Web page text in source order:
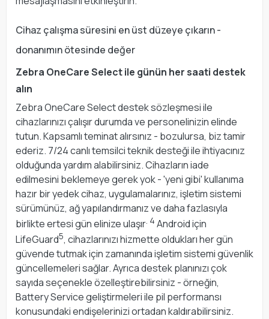
Cihaz çalışma süresini en üst düzeye çıkarın -
donanımın ötesinde değer
Zebra OneCare Select ile günün her saati destek
alın
Zebra OneCare Select destek sözleşmesi ile
cihazlarınızı çalışır durumda ve personelinizin elinde
tutun. Kapsamlı teminat alırsınız - bozulursa, biz tamir
ederiz. 7/24 canlı temsilci teknik desteği ile ihtiyacınız
olduğunda yardım alabilirsiniz. Cihazların iade
edilmesini beklemeye gerek yok - 'yeni gibi' kullanıma
hazır bir yedek cihaz, uygulamalarınız, işletim sistemi
sürümünüz, ağ yapılandırmanız ve daha fazlasıyla
birlikte ertesi gün elinize ulaşır . 4 Android için
LifeGuard5, cihazlarınızı hizmette oldukları her gün
güvende tutmak için zamanında işletim sistemi güvenlik
güncellemeleri sağlar. Ayrıca destek planınızı çok
sayıda seçenekle özelleştirebilirsiniz - örneğin,
Battery Service geliştirmeleri ile pil performansı
konusundaki endişelerinizi ortadan kaldırabilirsiniz.